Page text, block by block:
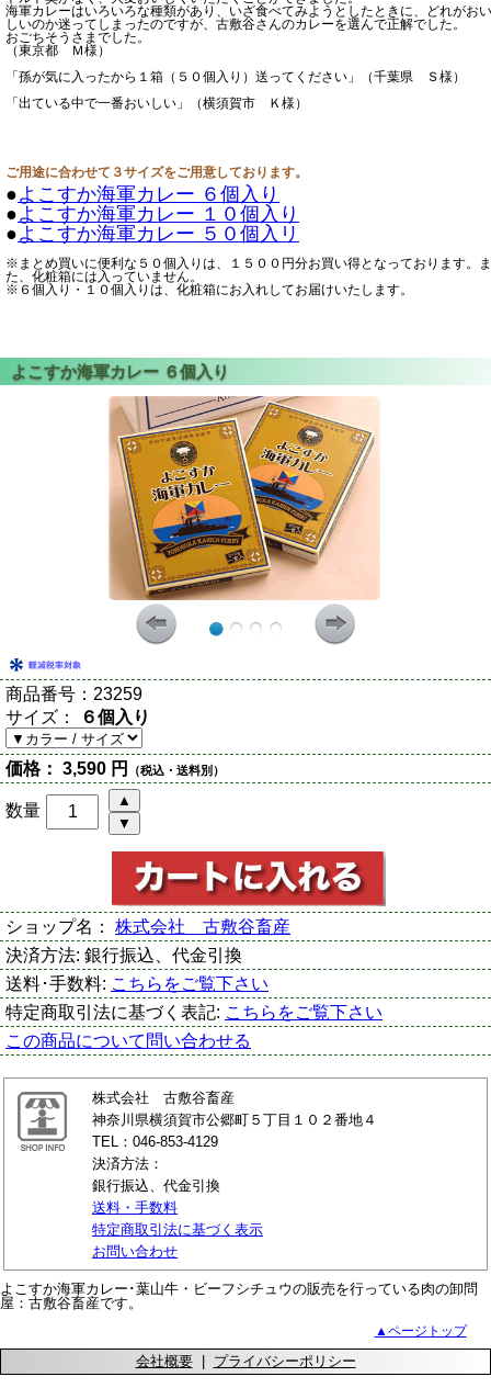
海軍カレーはいろいろな種類があり、いざ食べてみようとしたときに、どれがおい
しいのか迷ってしまったのですが、古敷谷さんのカレーを選んで正解でした。
おごちそうさまでした。
（東京都 Ｍ様）
「孫が気に入ったから１箱（５０個入り）送ってください」（千葉県 Ｓ様）
「出ている中で一番おいしい」（横須賀市 Ｋ様）
ご用途に合わせて３サイズをご用意しております。
●よこすか海軍カレー ６個入り
●よこすか海軍カレー １０個入り
●よこすか海軍カレー ５０個入リ
※まとめ買いに便利な５０個入りは、１５００円分お買い得となっております。ま
た、化粧箱には入っていません。
※６個入り・１０個入りは、化粧箱にお入れしてお届けいたします。
商品番号： 23259
サイズ： ６個入り
価格： 3,590 円 （税込・送料別）
数量
ショップ名： 株式会社 古敷谷畜産
決済方法: 銀行振込、代金引換
送料･手数料: こちらをご覧下さい
特定商取引法に基づく表記: こちらをご覧下さい
この商品について問い合わせる
株式会社 古敷谷畜産
神奈川県横須賀市公郷町５丁目１０２番地４
TEL：046-853-4129
決済方法：
銀行振込、代金引換
送料・手数料
特定商取引法に基づく表示
お問い合わせ
よこすか海軍カレー･葉山牛・ビーフシチュウの販売を行っている肉の卸問
屋：古敷谷畜産です。
▲ページトップ
会社概要| プライバシーポリシー